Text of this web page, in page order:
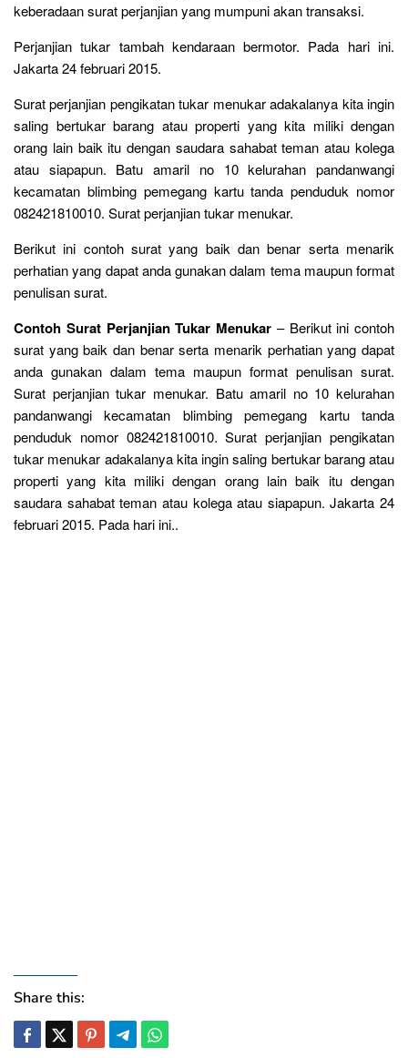
keberadaan surat perjanjian yang mumpuni akan transaksi.
Perjanjian tukar tambah kendaraan bermotor. Pada hari ini.
Jakarta 24 februari 2015.
Surat perjanjian pengikatan tukar menukar adakalanya kita ingin
saling bertukar barang atau properti yang kita miliki dengan
orang lain baik itu dengan saudara sahabat teman atau kolega
atau siapapun. Batu amaril no 10 kelurahan pandanwangi
kecamatan blimbing pemegang kartu tanda penduduk nomor
082421810010. Surat perjanjian tukar menukar.
Berikut ini contoh surat yang baik dan benar serta menarik
perhatian yang dapat anda gunakan dalam tema maupun format
penulisan surat.
Contoh Surat Perjanjian Tukar Menukar – Berikut ini contoh
surat yang baik dan benar serta menarik perhatian yang dapat
anda gunakan dalam tema maupun format penulisan surat.
Surat perjanjian tukar menukar. Batu amaril no 10 kelurahan
pandanwangi kecamatan blimbing pemegang kartu tanda
penduduk nomor 082421810010. Surat perjanjian pengikatan
tukar menukar adakalanya kita ingin saling bertukar barang atau
properti yang kita miliki dengan orang lain baik itu dengan
saudara sahabat teman atau kolega atau siapapun. Jakarta 24
februari 2015. Pada hari ini..
Share this: